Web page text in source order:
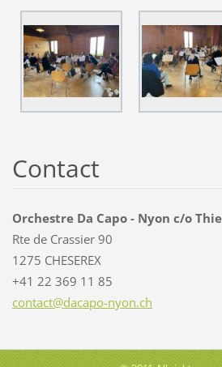
Contact
Orchestre Da Capo - Nyon c/o
Rte de Crassier 90
1275 CHESEREX
+41 22 369 11 85
contact@dacapo-nyon.ch